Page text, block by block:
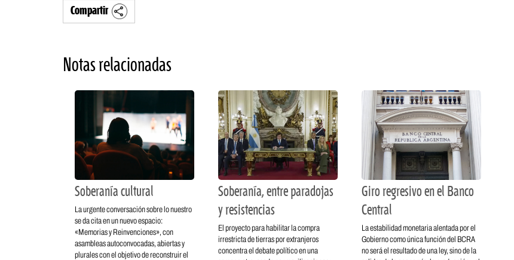
Compartir
Notas relacionadas
Soberanía cultural
La urgente conversación sobre lo nuestro
se da cita en un nuevo espacio:
«Memorias y Reinvenciones», con
asambleas autoconvocadas, abiertas y
plurales con el objetivo de reconstruir el
Soberanía, entre paradojas
y resistencias
El proyecto para habilitar la compra
irrestricta de tierras por extranjeros
concentra el debate político en una
Giro regresivo en el Banco
Central
La estabilidad monetaria alentada por el
Gobierno como única función del BCRA
no será el resultado de una ley, sino de la